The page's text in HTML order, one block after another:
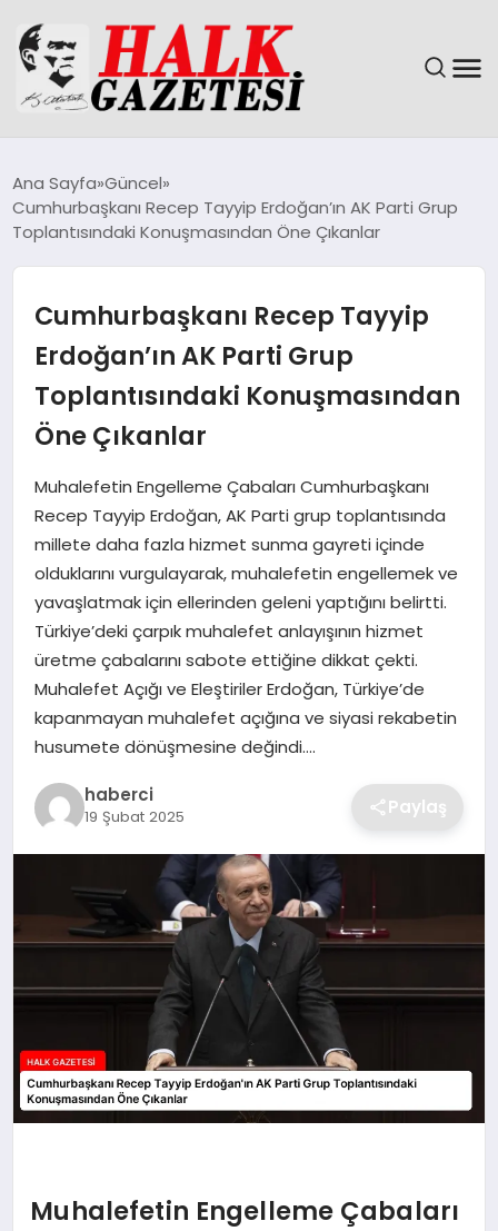
DÜNYA
MAGAZIN
SIYASET
SPOR
TEKNOLOJI
YAŞAM
Ana Sayfa Güncel
Cumhurbaşkanı Recep Tayyip Erdoğan’ın AK Parti Grup
Toplantısındaki Konuşmasından Öne Çıkanlar
Cumhurbaşkanı Recep Tayyip
Erdoğan’ın AK Parti Grup
Toplantısındaki Konuşmasından
Öne Çıkanlar
Muhalefetin Engelleme Çabaları Cumhurbaşkanı
Recep Tayyip Erdoğan, AK Parti grup toplantısında
millete daha fazla hizmet sunma gayreti içinde
olduklarını vurgulayarak, muhalefetin engellemek ve
yavaşlatmak için ellerinden geleni yaptığını belirtti.
Türkiye’deki çarpık muhalefet anlayışının hizmet
üretme çabalarını sabote ettiğine dikkat çekti.
Muhalefet Açığı ve Eleştiriler Erdoğan, Türkiye’de
kapanmayan muhalefet açığına ve siyasi rekabetin
husumete dönüşmesine değindi….
haberci
19 Şubat 2025 Paylaş
Muhalefetin Engelleme Çabaları